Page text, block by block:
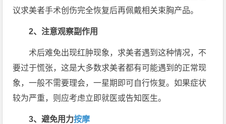
议求美者手术创伤完全恢复后再佩戴相关束胸产品。
2、注意观察副作用
术后难免出现红肿现象，求美者遇到这种情况，不
要过于慌张，这是大多数求美者都有可能遇到的正常现
象，一般不需要理会，一星期即可自行恢复。如果症状
较为严重，则应考虑立即就医或告知医生。
3、避免用力按摩